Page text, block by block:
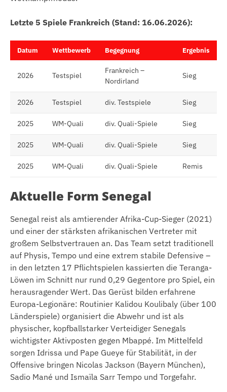
Letzte 5 Spiele Frankreich (Stand: 16.06.2026):
Datum Wettbewerb Begegnung Ergebnis
2026 Testspiel
Frankreich –
Nordirland
Sieg
2026 Testspiel div. Testspiele Sieg
2025 WM-Quali div. Quali-Spiele Sieg
2025 WM-Quali div. Quali-Spiele Sieg
2025 WM-Quali div. Quali-Spiele Remis
Aktuelle Form Senegal
Senegal reist als amtierender Afrika-Cup-Sieger (2021)
und einer der stärksten afrikanischen Vertreter mit
großem Selbstvertrauen an. Das Team setzt traditionell
auf Physis, Tempo und eine extrem stabile Defensive –
in den letzten 17 Pflichtspielen kassierten die Teranga-
Löwen im Schnitt nur rund 0,29 Gegentore pro Spiel, ein
herausragender Wert. Das Gerüst bilden erfahrene
Europa-Legionäre: Routinier Kalidou Koulibaly (über 100
Länderspiele) organisiert die Abwehr und ist als
physischer, kopfballstarker Verteidiger Senegals
wichtigster Aktivposten gegen Mbappé. Im Mittelfeld
sorgen Idrissa und Pape Gueye für Stabilität, in der
Offensive bringen Nicolas Jackson (Bayern München),
Sadio Mané und Ismaïla Sarr Tempo und Torgefahr.